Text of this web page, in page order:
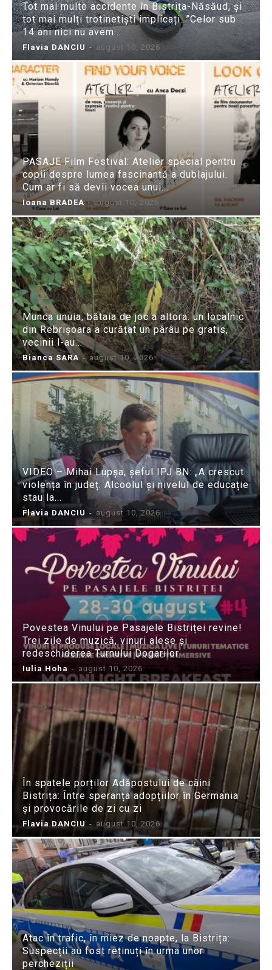
Tot mai multe accidente în Bistrița-Năsăud, și
tot mai mulți trotinetiști implicați. ”Celor sub
14 ani nici nu avem...
Flavia DANCIU - august 10, 2026
PASAJE Film Festival: Atelier special pentru
copii despre lumea fascinantă a dublajului.
Cum ar fi să devii vocea unui...
Ioana BRADEA - august 10, 2026
Munca unuia, bătaia de joc a altora: un localnic
din Rebrișoara a curățat un pârâu pe gratis,
vecinii l-au...
Bianca SARA - august 10, 2026
VIDEO – Mihai Lupșa, șeful IPJ BN: „A crescut
violența în județ. Alcoolul și nivelul de educație
stau la...
Flavia DANCIU - august 10, 2026
Povestea Vinului pe Pasajele Bistriței revine!
Trei zile de muzică, vinuri alese și
redeschiderea Turnului Dogarilor
Iulia Hoha - august 10, 2026
În spatele porților Adăpostului de câini
Bistrița: Între speranța adopțiilor în Germania
și provocările de zi cu zi
Flavia DANCIU - august 10, 2026
Atac în trafic, în miez de noapte, la Bistrița:
Suspecții au fost reținuți în urma unor
percheziții